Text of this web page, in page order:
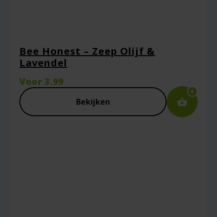
Bee Honest – Zeep Olijf &
Lavendel
Voor 3.99
Bekijken